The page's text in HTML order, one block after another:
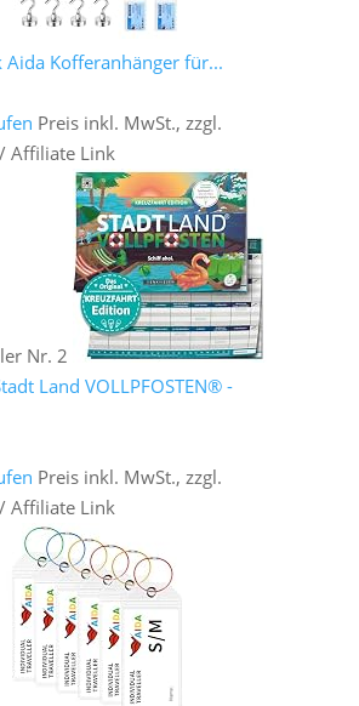
Aida Kofferanhänger für...
Preis inkl. MwSt., zzgl.
Affiliate Link
Nr. 2
Land VOLLPFOSTEN® -
Preis inkl. MwSt., zzgl.
Affiliate Link